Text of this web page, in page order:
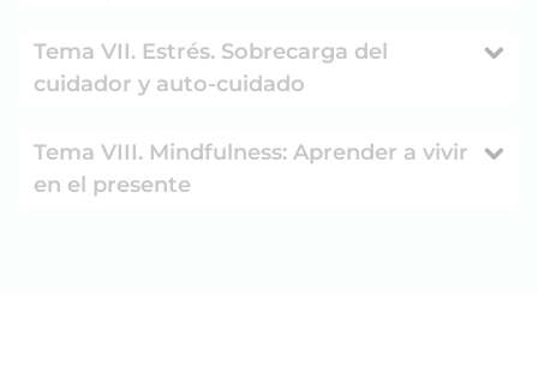
Tema VII. Estrés. Sobrecarga del
cuidador y auto-cuidado
Tema VIII. Mindfulness: Aprender a vivir
en el presente